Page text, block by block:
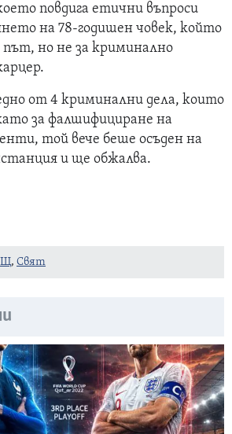
повдига етични въпроси
на 78-годишен човек, който
път, но не за криминално
от 4 криминални дела, които
за фалшифициране на
той вече беше осъден на
и ще обжалва.
, Свят